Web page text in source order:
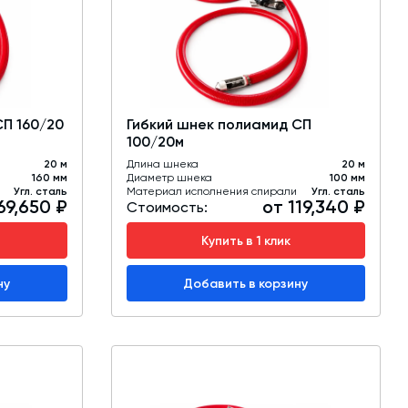
Автоматизированные системы управления
(АСУ ТП) любой сложности
Подбор и поставка комплектующих под
Экспертиза промышленной безопасности
Технический аудит бетонных заводов и
производств
Проектирование технологических
линий,промышленных зданий и сооружений
160/20
20 м
160 мм
Угл. сталь
₽
Гибкий шнек полиамид СП
100/20м
Длина шнека
20 м
Диаметр шнека
100 мм
Материал исполнения спирали
Угл. сталь
Стоимость: от 119,340 ₽
Купить в 1 клик
Добавить в корзину